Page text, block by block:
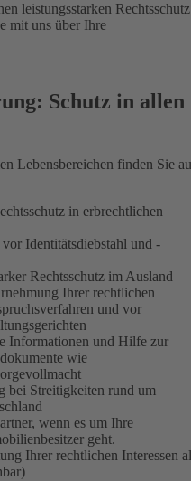
leistungsstarken Rechtsschutz
mit uns über Ihre
Schutz in allen
Lebensbereichen finden Sie
in erbrechtlichen
vor Identitätsdiebstahl und -
Rechtsschutz im Ausland
Ihrer rechtlichen
und vor
Informationen und Hilfe zur
wie
bei Streitigkeiten rund um
wenn es um Ihre
geht.
Ihrer rechtlichen Interessen